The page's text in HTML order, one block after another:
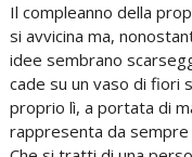
Il compleanno della
si avvicina ma,
idee sembrano
cade su un vaso di fiori
proprio lì, a portata di
rappresenta da sempre